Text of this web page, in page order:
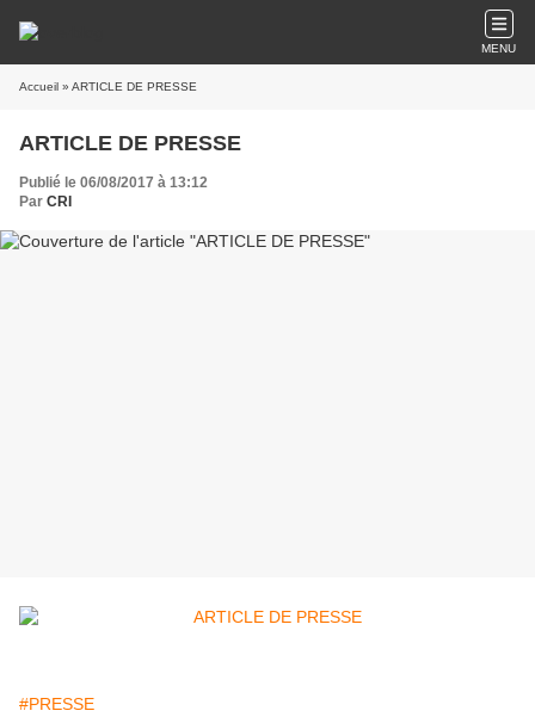
MENU
Accueil » ARTICLE DE PRESSE
ARTICLE DE PRESSE
Publié le 06/08/2017 à 13:12
Par CRI
#PRESSE